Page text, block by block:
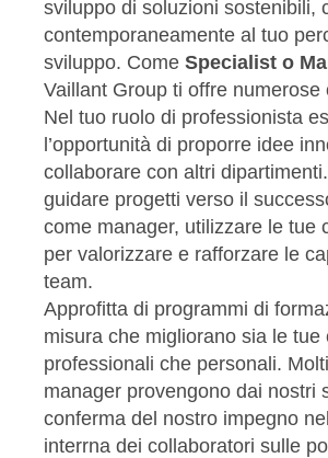
sviluppo di soluzioni sostenibili,
contemporaneamente al tuo
sviluppo. Come Specialist o
Vaillant Group ti offre numerose
Nel tuo ruolo di professionista
l’opportunità di proporre idee
collaborare con altri
guidare progetti verso il
come manager, utilizzare le tue
per valorizzare e rafforzare le
team.
Approfitta di programmi di
misura che migliorano sia le tue
professionali che personali.
manager provengono dai nostri
conferma del nostro impegno
interrna dei collaboratori sulle